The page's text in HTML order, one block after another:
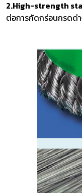
2.High-strength
ต่อการกัดกร่อนกรดด่